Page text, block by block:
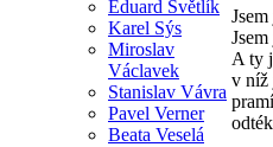
Eduard Světlík
Karel Sýs
Miroslav
Václavek
Stanislav Vávra
Pavel Verner
Beata Veselá
A ty
v níž